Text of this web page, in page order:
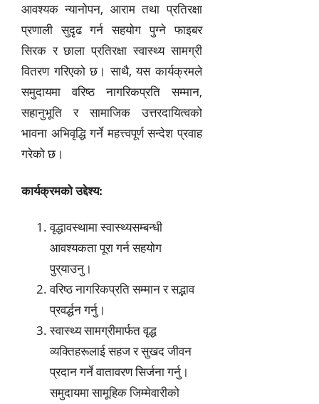
आवश्यक न्यानोपन, आराम तथा प्रतिरक्षा
प्रणाली सुदृढ गर्न सहयोग पुग्ने फाइबर
सिरक र छाला प्रतिरक्षा स्वास्थ्य सामग्री
वितरण गरिएको छ। साथै, यस कार्यक्रमले
समुदायमा वरिष्ठ नागरिकप्रति सम्मान,
सहानुभूति र सामाजिक उत्तरदायित्वको
भावना अभिवृद्धि गर्ने महत्त्वपूर्ण सन्देश प्रवाह
गरेको छ।
कार्यक्रमको उद्देश्य:
वृद्धावस्थामा स्वास्थ्यसम्बन्धी
आवश्यकता पूरा गर्न सहयोग
पुर्‌याउनु।
वरिष्ठ नागरिकप्रति सम्मान र सद्भाव
प्रवर्द्धन गर्नु।
स्वास्थ्य सामग्रीमार्फत वृद्ध
व्यक्तिहरूलाई सहज र सुखद जीवन
प्रदान गर्ने वातावरण सिर्जना गर्नु।
समुदायमा सामूहिक जिम्मेवारीको